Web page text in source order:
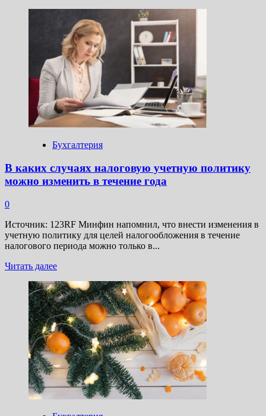
Бухгалтерия
В каких случаях налоговую учетную политику
можно изменить в течение года
0
Источник: 123RF Минфин напомнил, что внести изменения в
учетную политику для целей налогообложения в течение
налогового периода можно только в...
Читать далееПрочитать
о
В
каких
случаях
налоговую
учетную
политику
можно
изменить
течение